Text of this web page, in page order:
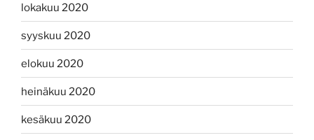
lokakuu 2020
syyskuu 2020
elokuu 2020
heinäkuu 2020
kesäkuu 2020